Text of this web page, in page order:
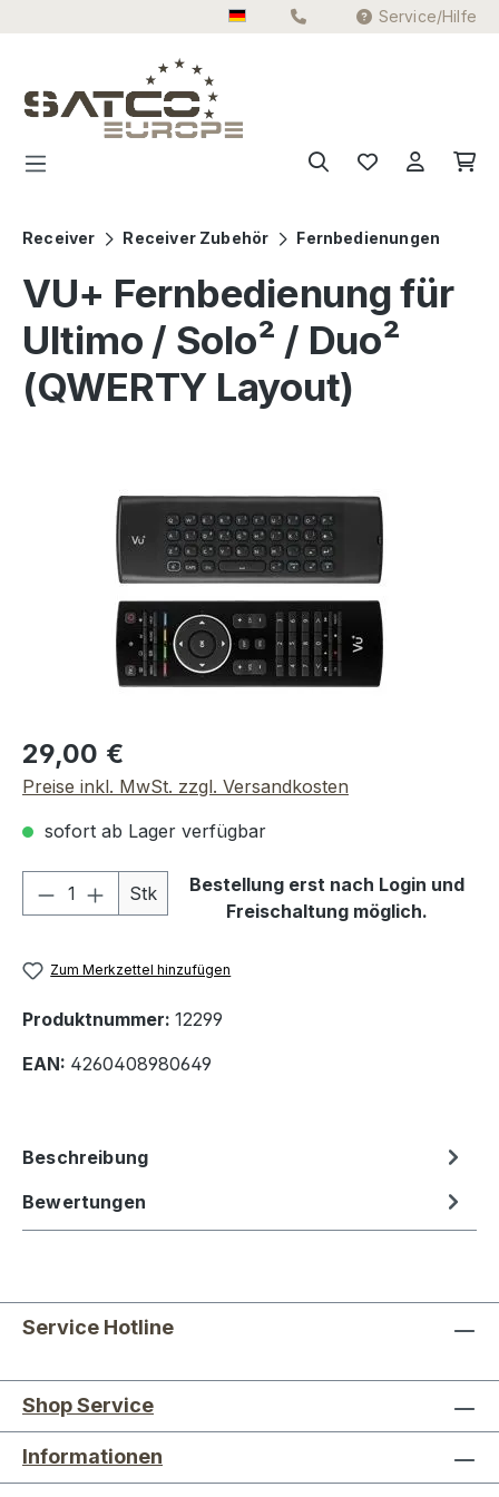
Zum Hauptinhalt springen Service/Hilfe
Receiver Receiver Zubehör Fernbedienungen
VU+ Fernbedienung für
Ultimo / Solo² / Duo²
(QWERTY Layout)
Regulärer Preis:
29,00 €
Preise inkl. MwSt. zzgl. Versandkosten
sofort ab Lager verfügbar
Produkt Anzahl: Gib den
Stk
Bestellung erst nach Login und
Freischaltung möglich.
Zum Merkzettel hinzufügen
Produktnummer: 12299
EAN: 4260408980649
Beschreibung
Bewertungen
Service Hotline
Shop Service
Informationen